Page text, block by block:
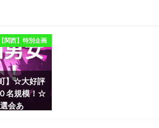
関西】特別企画
】☆大好評
名規模！☆
会あ